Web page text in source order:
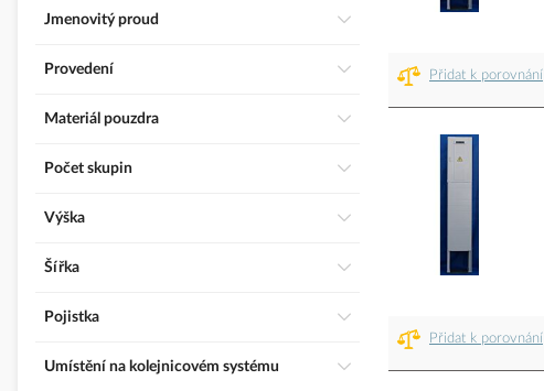
Přidat k porovnání
Přidat k porovnání
Jmenovitý proud
Provedení
Materiál pouzdra
Počet skupin
Výška
Šířka
Pojistka
Umístění na kolejnicovém systému